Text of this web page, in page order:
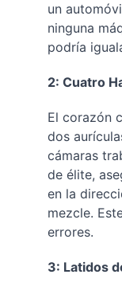
un
ninguna
podría
2: Cuatro
El corazón
dos
cámaras
de élite,
en la
mezcle.
errores.
3: Latidos